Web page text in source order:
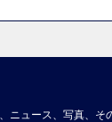
ニュース、写真、